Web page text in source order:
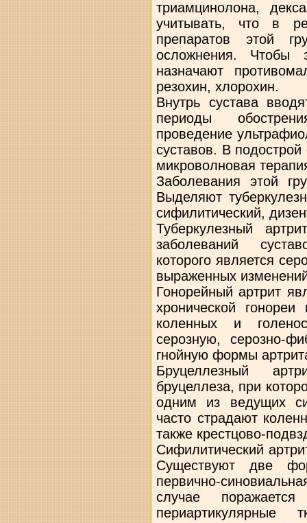
триамцинолона,
учитывать, что в
препаратов этой
осложнения. Чтобы
назначают
резохин, хлорохин.
Внутрь сустава
периоды
проведение
суставов. В
микроволновая
Заболевания этой
Выделяют
сифилитический,
Туберкулезный
заболеваний
которого является
выраженных
Гонорейный артрит
хронической гонореи
коленных и
серозную, серозно-
гнойную формы
Бруцеллезный
бруцеллеза, при
одним из ведущих
часто страдают
также крестцово-
Сифилитический
Существуют две
первично-
случае
периартикулярные